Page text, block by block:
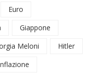
Euro
Giappone
Meloni
Hitler